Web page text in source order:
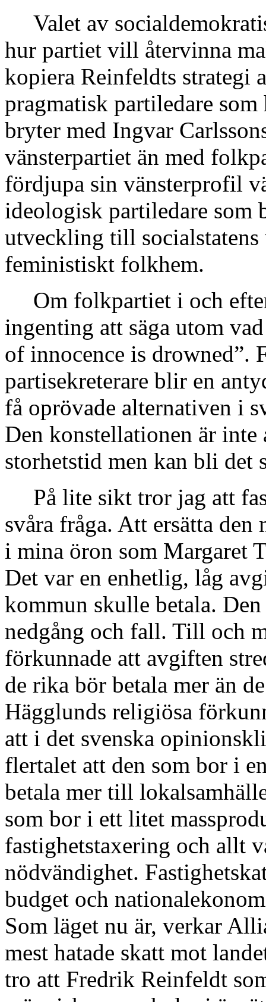
Valet av
hur partiet vill återvinna
kopiera Reinfeldts strategi
pragmatisk partiledare
bryter med Ingvar
vänsterpartiet än med
fördjupa sin vänsterprofil
ideologisk partiledare som
utveckling till
feministiskt folkhem.
Om folkpartiet i och
ingenting att säga utom
of innocence is drowned”.
partisekreterare blir en
få oprövade alternativen i
Den konstellationen är
storhetstid men kan bli det
På lite sikt tror jag att
svåra fråga. Att ersätta
i mina öron som Margaret
Det var en enhetlig, låg
kommun skulle betala.
nedgång och fall. Till och
förkunnade att avgiften
de rika bör betala mer än
Hägglunds religiösa
att i det svenska
flertalet att den som bor i
betala mer till
som bor i ett litet
fastighetstaxering och allt
nödvändighet.
budget och
Som läget nu är, verkar
mest hatade skatt mot
tro att Fredrik Reinfeldt